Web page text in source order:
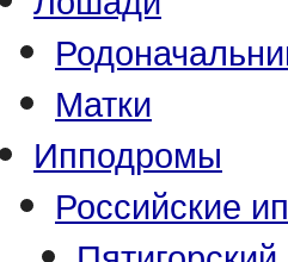
Матки
Ипподромы
Российские